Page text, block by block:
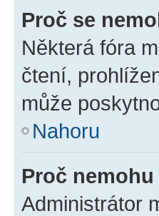
Proč se
Některá fóra
čtení,
může
Nahoru
Proč
Administrátor